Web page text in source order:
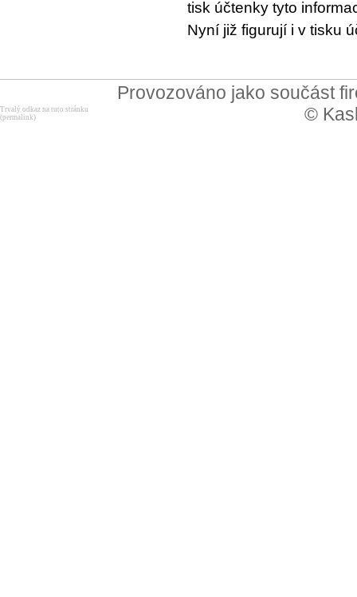
tisk účtenky tyto
Nyní již figurují i v tisku
Provozováno jako součást
©
Trvalý odkaz na tuto stránku
(permalink)